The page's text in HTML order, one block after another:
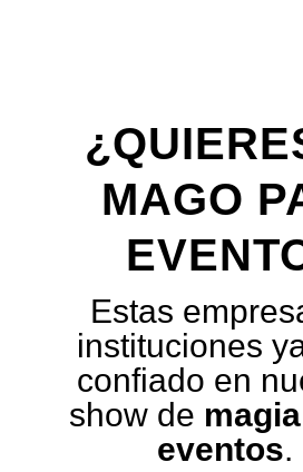
MAGO
Estas
instituciones
confiado en
show de
eventos.